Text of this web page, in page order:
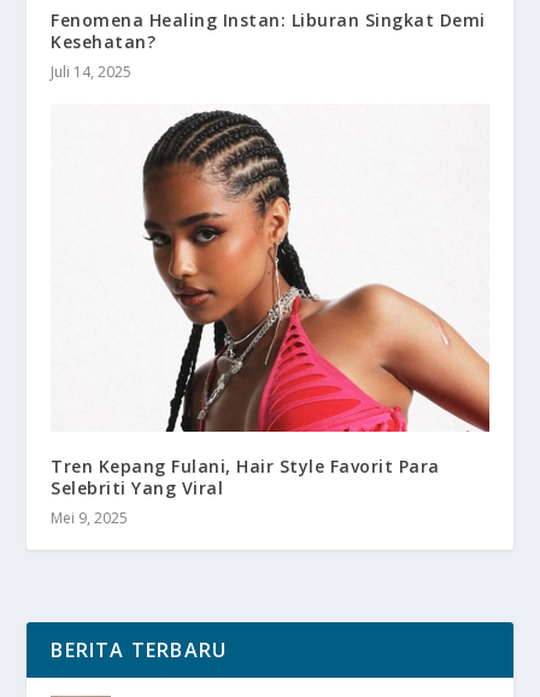
Fenomena Healing Instan: Liburan Singkat Demi
Kesehatan?
Juli 14, 2025
Tren Kepang Fulani, Hair Style Favorit Para
Selebriti Yang Viral
Mei 9, 2025
BERITA TERBARU